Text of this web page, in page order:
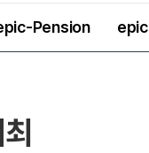
Pension